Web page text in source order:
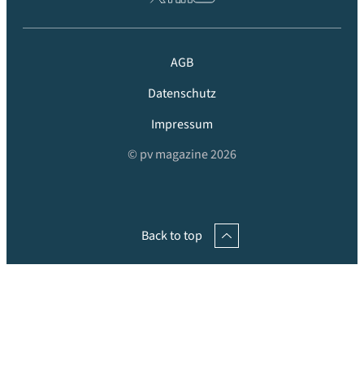
AGB
Datenschutz
Impressum
© pv magazine 2026
Back to top